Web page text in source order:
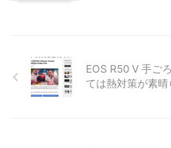
EOS R50 V 手ご
ては熱対策が素晴